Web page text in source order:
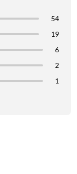
54
19
6
2
1